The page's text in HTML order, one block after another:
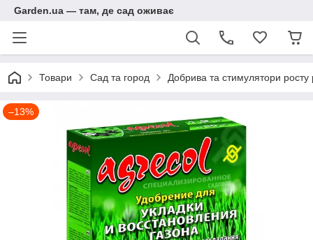
Garden.ua — там, де сад оживає
Товари Сад та город Добрива та стимулятори росту
–13%